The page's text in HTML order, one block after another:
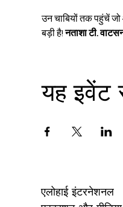
उन चाबियों तक पहुंचें
बड़ी है! नताशा टी.
यह इवेंट
एलोहाई इंटरनेशनल